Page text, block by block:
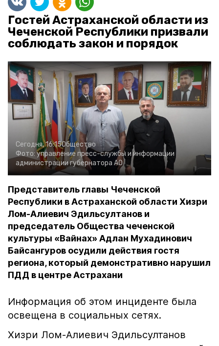
Гостей Астраханской области из
Чеченской Республики призвали
соблюдать закон и порядок
Сегодня, 16:15Общество
Фото: управление пресс-службы и информации
администрации губернатора АО
Представитель главы Чеченской
Республики в Астраханской области Хизри
Лом-Алиевич Эдильсултанов и
председатель Общества чеченской
культуры «Вайнах» Адлан Мухадинович
Байсангуров осудили действия гостя
региона, который демонстративно нарушил
ПДД в центре Астрахани
Информация об этом инциденте была
освещена в социальных сетях.
Хизри Лом-Алиевич Эдильсултанов